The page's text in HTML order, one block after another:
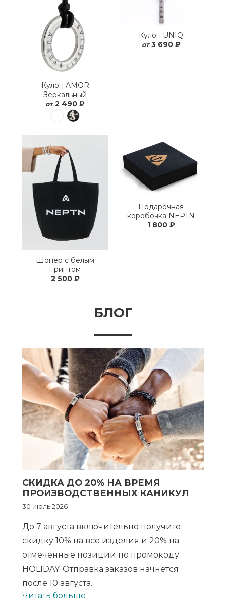
Кулон AMOR
Зеркальный
от 2 490 ₽
Кулон UNIQ
от 3 690 ₽
Шопер с белым
принтом
2 500 ₽
Подарочная
коробочка NEPTN
1 800 ₽
БЛОГ
СКИДКА ДО 20% НА ВРЕМЯ
ПРОИЗВОДСТВЕННЫХ КАНИКУЛ
30 июль 2026
До 7 августа включительно получите
скидку 10% на все изделия и 20% на
отмеченные позиции по промокоду
HOLIDAY. Отправка заказов начнётся
после 10 августа.
Читать больше